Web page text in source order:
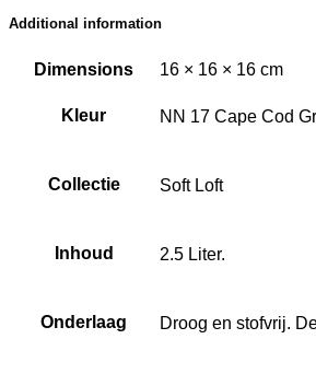
Additional information
Dimensions 16 × 16 × 16 cm
Kleur NN 17 Cape Cod
Collectie Soft Loft
Inhoud 2.5 Liter.
Onderlaag Droog en stofvrij.